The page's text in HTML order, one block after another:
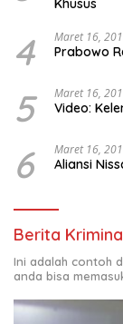
Khusus
4 Maret 16,
Prabowo
5 Maret 16,
Video:
6 Maret 16,
Aliansi
Berita
Ini adalah contoh
anda bisa